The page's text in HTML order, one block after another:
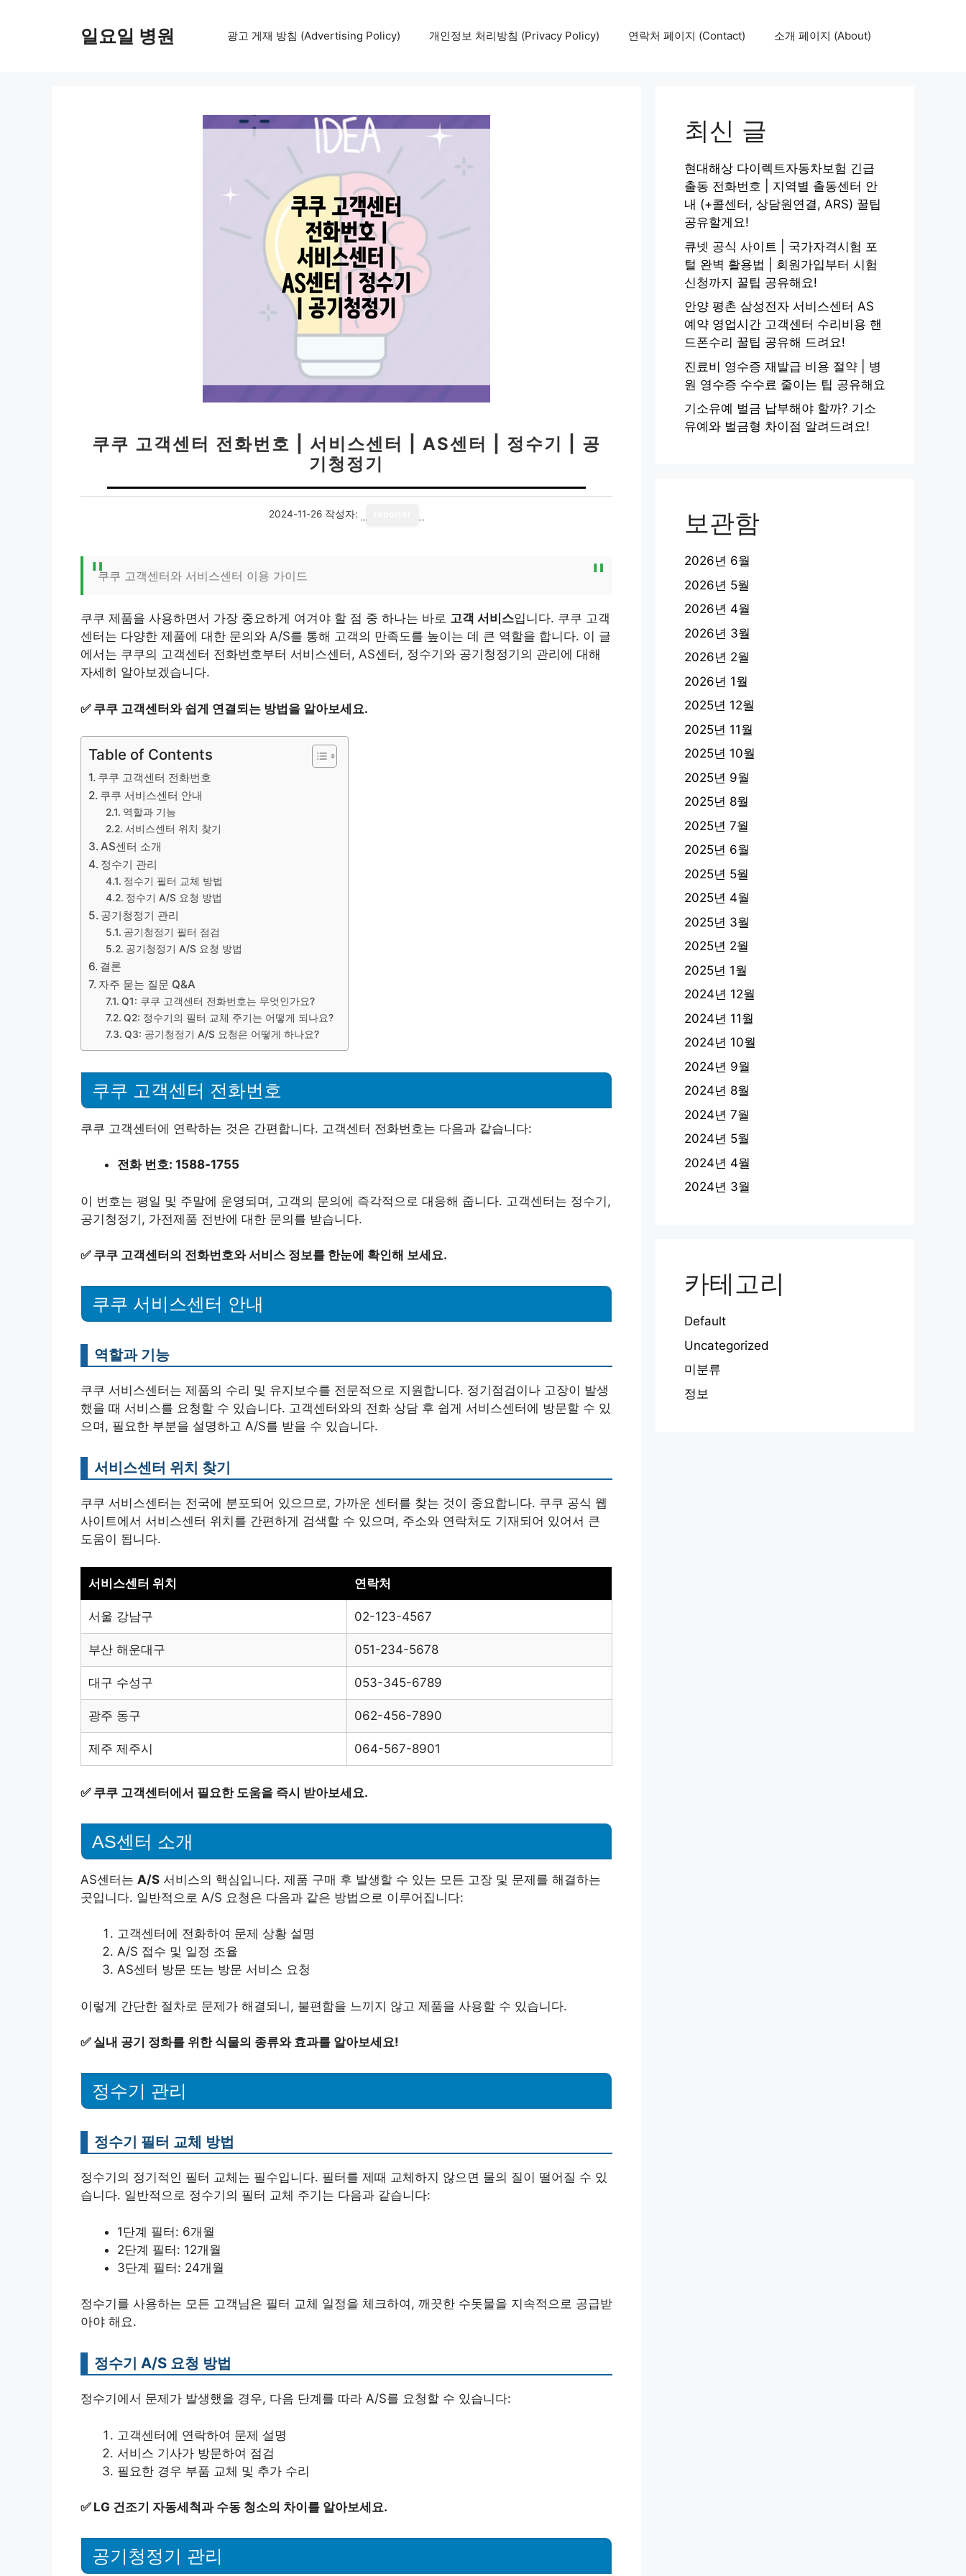
일요일 병원 광고 게재 방침 (Advertising Policy) 개인정보 처리방침 (Privacy Policy) 연락처 페이지 (Contact) 소개 페이지 (About)
쿠쿠 고객센터 전화번호 | 서비스센터 | AS센터 | 정수기 | 공
기청정기
2024-11-26 작성자:
쿠쿠 고객센터와 서비스센터 이용 가이드
쿠쿠 제품을 사용하면서 가장 중요하게 여겨야 할 점 중 하나는 바로 고객 서비스입니다. 쿠쿠 고객
센터는 다양한 제품에 대한 문의와 A/S를 통해 고객의 만족도를 높이는 데 큰 역할을 합니다. 이 글
에서는 쿠쿠의 고객센터 전화번호부터 서비스센터, AS센터, 정수기와 공기청정기의 관리에 대해
자세히 알아보겠습니다.
✅ 쿠쿠 고객센터와 쉽게 연결되는 방법을 알아보세요.
Table of Contents
쿠쿠 고객센터 전화번호
쿠쿠 서비스센터 안내
역할과 기능
서비스센터 위치 찾기
AS센터 소개
정수기 관리
정수기 필터 교체 방법
정수기 A/S 요청 방법
공기청정기 관리
공기청정기 필터 점검
공기청정기 A/S 요청 방법
결론
자주 묻는 질문 Q&A
Q1: 쿠쿠 고객센터 전화번호는 무엇인가요?
Q2: 정수기의 필터 교체 주기는 어떻게 되나요?
Q3: 공기청정기 A/S 요청은 어떻게 하나요?
쿠쿠 고객센터 전화번호
쿠쿠 고객센터에 연락하는 것은 간편합니다. 고객센터 전화번호는 다음과 같습니다:
전화 번호: 1588-1755
이 번호는 평일 및 주말에 운영되며, 고객의 문의에 즉각적으로 대응해 줍니다. 고객센터는 정수기,
공기청정기, 가전제품 전반에 대한 문의를 받습니다.
✅ 쿠쿠 고객센터의 전화번호와 서비스 정보를 한눈에 확인해 보세요.
쿠쿠 서비스센터 안내
역할과 기능
쿠쿠 서비스센터는 제품의 수리 및 유지보수를 전문적으로 지원합니다. 정기점검이나 고장이 발생
했을 때 서비스를 요청할 수 있습니다. 고객센터와의 전화 상담 후 쉽게 서비스센터에 방문할 수 있
으며, 필요한 부분을 설명하고 A/S를 받을 수 있습니다.
서비스센터 위치 찾기
쿠쿠 서비스센터는 전국에 분포되어 있으므로, 가까운 센터를 찾는 것이 중요합니다. 쿠쿠 공식 웹
사이트에서 서비스센터 위치를 간편하게 검색할 수 있으며, 주소와 연락처도 기재되어 있어서 큰
도움이 됩니다.
서비스센터 위치 연락처
서울 강남구 02-123-4567
부산 해운대구 051-234-5678
대구 수성구 053-345-6789
광주 동구 062-456-7890
제주 제주시 064-567-8901
✅ 쿠쿠 고객센터에서 필요한 도움을 즉시 받아보세요.
AS센터 소개
AS센터는 A/S 서비스의 핵심입니다. 제품 구매 후 발생할 수 있는 모든 고장 및 문제를 해결하는
곳입니다. 일반적으로 A/S 요청은 다음과 같은 방법으로 이루어집니다:
고객센터에 전화하여 문제 상황 설명
A/S 접수 및 일정 조율
AS센터 방문 또는 방문 서비스 요청
이렇게 간단한 절차로 문제가 해결되니, 불편함을 느끼지 않고 제품을 사용할 수 있습니다.
✅ 실내 공기 정화를 위한 식물의 종류와 효과를 알아보세요!
정수기 관리
정수기 필터 교체 방법
정수기의 정기적인 필터 교체는 필수입니다. 필터를 제때 교체하지 않으면 물의 질이 떨어질 수 있
습니다. 일반적으로 정수기의 필터 교체 주기는 다음과 같습니다:
1단계 필터: 6개월
2단계 필터: 12개월
3단계 필터: 24개월
정수기를 사용하는 모든 고객님은 필터 교체 일정을 체크하여, 깨끗한 수돗물을 지속적으로 공급받
아야 해요.
정수기 A/S 요청 방법
정수기에서 문제가 발생했을 경우, 다음 단계를 따라 A/S를 요청할 수 있습니다:
고객센터에 연락하여 문제 설명
서비스 기사가 방문하여 점검
필요한 경우 부품 교체 및 추가 수리
✅ LG 건조기 자동세척과 수동 청소의 차이를 알아보세요.
공기청정기 관리
최신 글
현대해상 다이렉트자동차보험 긴급
출동 전화번호 | 지역별 출동센터 안
내 (+콜센터, 상담원연결, ARS) 꿀팁
공유할게요!
큐넷 공식 사이트 | 국가자격시험 포
털 완벽 활용법 | 회원가입부터 시험
신청까지 꿀팁 공유해요!
안양 평촌 삼성전자 서비스센터 AS
예약 영업시간 고객센터 수리비용 핸
드폰수리 꿀팁 공유해 드려요!
진료비 영수증 재발급 비용 절약 | 병
원 영수증 수수료 줄이는 팁 공유해요
기소유예 벌금 납부해야 할까? 기소
유예와 벌금형 차이점 알려드려요!
보관함
2026년 6월
2026년 5월
2026년 4월
2026년 3월
2026년 2월
2026년 1월
2025년 12월
2025년 11월
2025년 10월
2025년 9월
2025년 8월
2025년 7월
2025년 6월
2025년 5월
2025년 4월
2025년 3월
2025년 2월
2025년 1월
2024년 12월
2024년 11월
2024년 10월
2024년 9월
2024년 8월
2024년 7월
2024년 5월
2024년 4월
2024년 3월
카테고리
Default
Uncategorized
미분류
정보